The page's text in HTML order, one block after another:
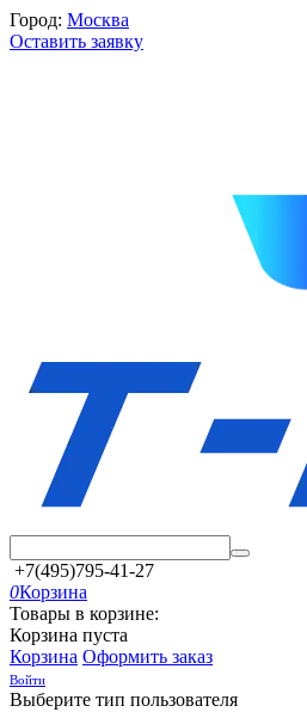
Город: Москва
Оставить заявку
+7(495)795-41-27
0Корзина
Товары в корзине:
Корзина пуста
Корзина Оформить заказ
Войти
Выберите тип пользователя